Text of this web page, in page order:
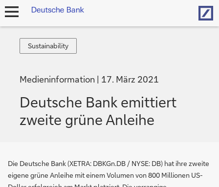
Navigation
Sustainability
Sustainability
Medieninformation 17. März 2021
Deutsche Bank emittiert
zweite grüne Anleihe
Die Deutsche Bank (XETRA: DBKGn.DB / NYSE: DB) hat ihre zweite
eigene grüne Anleihe mit einem Volumen von 800 Millionen US-